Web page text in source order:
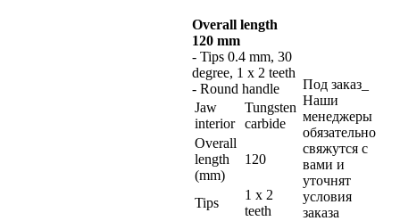
Overall length
120 mm
- Tips 0.4 mm, 30
degree, 1 x 2 teeth
- Round handle
Jaw
interior
Tungsten
carbide
Overall
length
(mm)
120
Tips
1 x 2
teeth
Под заказ_
Наши
менеджеры
обязательно
свяжутся с
вами и
уточнят
условия
заказа